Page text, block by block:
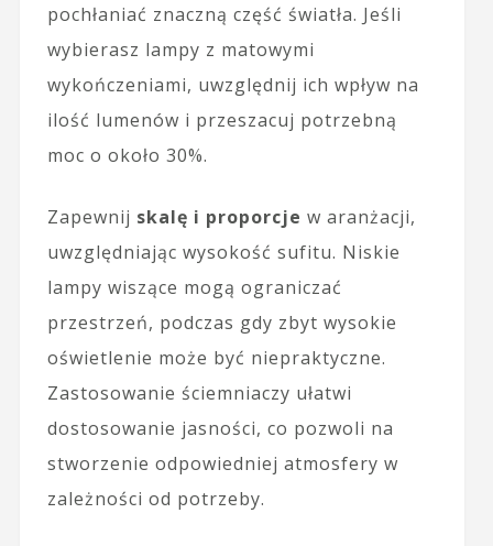
pochłaniać znaczną część światła. Jeśli
wybierasz lampy z matowymi
wykończeniami, uwzględnij ich wpływ na
ilość lumenów i przeszacuj potrzebną
moc o około 30%.
Zapewnij skalę i proporcje w aranżacji,
uwzględniając wysokość sufitu. Niskie
lampy wiszące mogą ograniczać
przestrzeń, podczas gdy zbyt wysokie
oświetlenie może być niepraktyczne.
Zastosowanie ściemniaczy ułatwi
dostosowanie jasności, co pozwoli na
stworzenie odpowiedniej atmosfery w
zależności od potrzeby.